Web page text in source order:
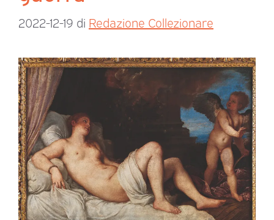
2022-12-19 di Redazione Collezionare